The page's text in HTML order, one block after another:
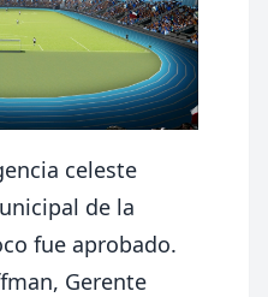
celeste
de la
fue aprobado.
Gerente